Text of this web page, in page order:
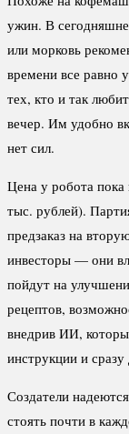
ужин. В
или морковь
времени все равно
тех, кто и так
вечер. Им удобно
нет сил.
Цена у робота
тыс. рублей).
предзаказ на
инвесторы — они
пойдут на
рецептов,
внедрив ИИ,
инструкции и
Создатели
стоять почти в